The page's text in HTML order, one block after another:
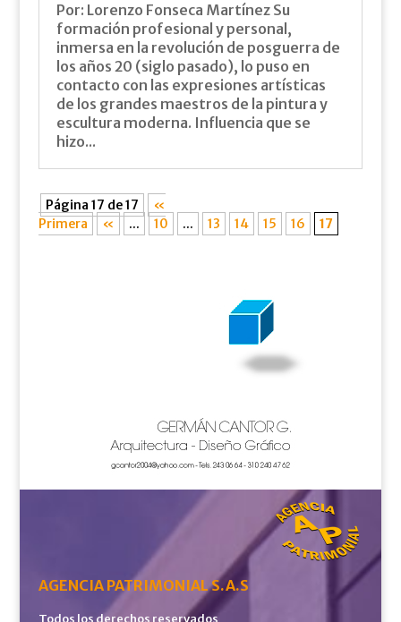
Por: Lorenzo Fonseca Martínez Su
formación profesional y personal,
inmersa en la revolución de posguerra de
los años 20 (siglo pasado), lo puso en
contacto con las expresiones artísticas
de los grandes maestros de la pintura y
escultura moderna. Influencia que se
hizo...
Página 17 de 17
«
Primera
« ... 10 ... 13 14 15 16 17
AGENCIA PATRIMONIAL S.A.S